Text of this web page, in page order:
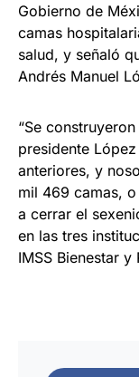
Gobierno de
camas
salud, y señaló
Andrés Manuel
“Se
presidente
anteriores, y
mil 469 camas,
a cerrar el
en las tres
IMSS Bienestar y